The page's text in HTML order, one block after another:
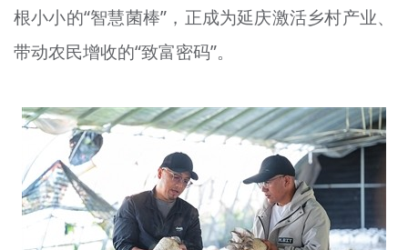
文明评论
北京宣传文化引导基金
资料库
+
根小小的“智慧菌棒”，正成为延庆激活乡村产业、
带动农民增收的“致富密码”。